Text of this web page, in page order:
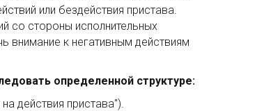
или бездействия пристава.
со стороны исполнительных
внимание к негативным действиям
определенной структуре:
действия пристава").